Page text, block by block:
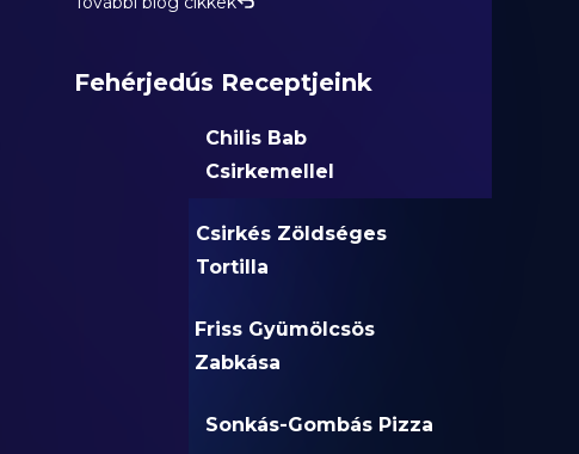
Fehérjedús Receptjeink
Chilis Bab
Csirkemellel
Csirkés Zöldséges
Tortilla
Friss Gyümölcsös
Zabkása
Sonkás-Gombás Pizza